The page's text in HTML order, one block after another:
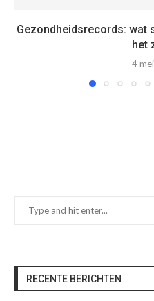
Gezondheidsrecords: wat
het
4
RECENTE BERICHTEN